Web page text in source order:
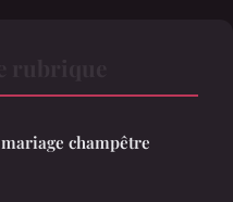
champêtre